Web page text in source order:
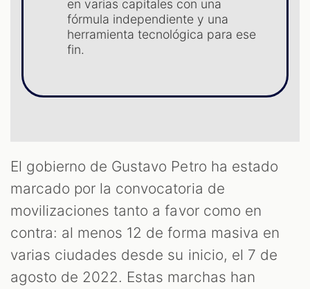
en varias capitales con una
fórmula independiente y una
herramienta tecnológica para ese
fin.
El gobierno de Gustavo Petro ha estado
marcado por la convocatoria de
movilizaciones tanto a favor como en
contra: al menos 12 de forma masiva en
varias ciudades desde su inicio, el 7 de
agosto de 2022. Estas marchas han